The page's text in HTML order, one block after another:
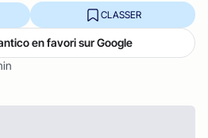
CLASSER
en favori sur Google